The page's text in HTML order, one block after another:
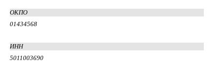
ОКПО
01434568
ИНН
5011003690